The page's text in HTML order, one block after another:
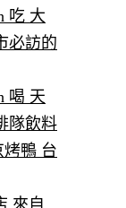
吃 大
必訪的
喝 天
隊飲料
烤鴨 台